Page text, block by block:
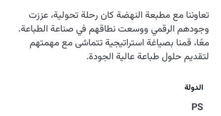
تعاوننا مع مطبعة النهضة كان رحلة تحولية، عززت
وجودهم الرقمي ووسعت نطاقهم في صناعة الطباعة.
معًا، قمنا بصياغة استراتيجية تتماشى مع مهمتهم
لتقديم حلول طباعة عالية الجودة.
الدولة
PS